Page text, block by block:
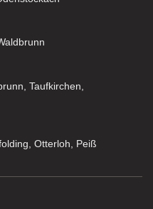
Taufkirchen,
Otterloh, Peiß